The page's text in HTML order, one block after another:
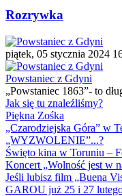
Rozrywka
piątek, 05 stycznia 2024
Powstaniec z Gdyni
„Powstaniec 1863”- to
Jak się tu znaleźliśmy?
Piękna Zośka
„Czarodziejska Góra” w
„WYZWOLENIE”...?
Święto kina w Toruniu –
Koncert „Wolność jest w
Jeśli lubisz film „Buena
GAROU już 25 i 27